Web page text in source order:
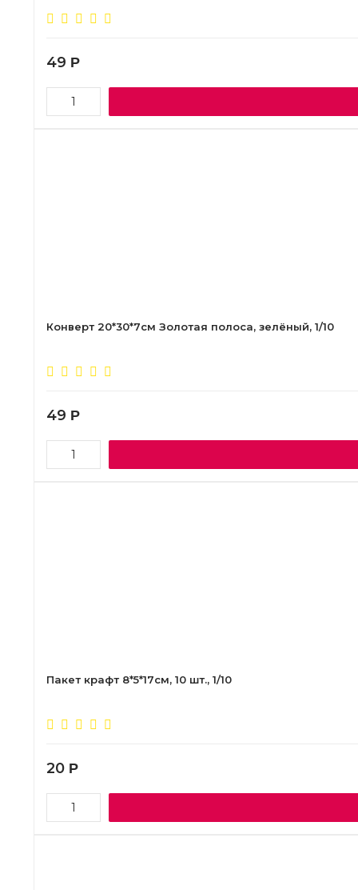
49 Р
Конверт 20*30*7см Золотая полоса, зелёный, 1/10
49 Р
Пакет крафт 8*5*17см, 10 шт., 1/10
20 Р